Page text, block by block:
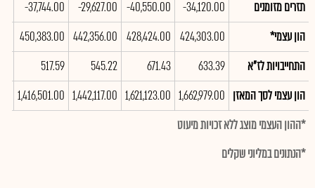
תזרים מזומנים
-34,120.00
-40,550.00
-29,627.00
-37,744.00
הון עצמי*
424,303.00
428,424.00
442,356.00
450,383.00
התחייבויות לז"א
633.39
671.43
545.22
517.59
הון עצמי לסך המאזן 1,662,979.00
1,621,123.00
1,442,117.00
1,416,501.00
*ההון העצמי מוצג ללא זכויות מיעוט
*הנתונים במליוני שקלים